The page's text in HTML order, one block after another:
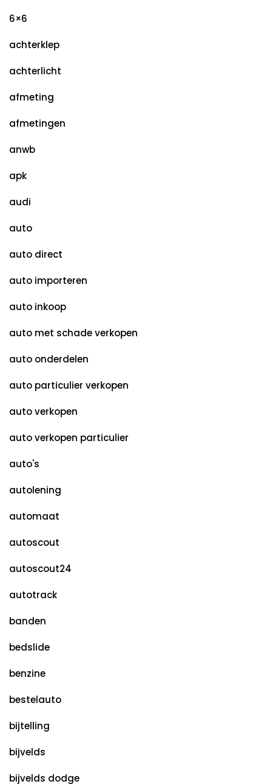
6×6
achterklep
achterlicht
afmeting
afmetingen
anwb
apk
audi
auto
auto direct
auto importeren
auto inkoop
auto met schade verkopen
auto onderdelen
auto particulier verkopen
auto verkopen
auto verkopen particulier
auto's
autolening
automaat
autoscout
autoscout24
autotrack
banden
bedslide
benzine
bestelauto
bijtelling
bijvelds
bijvelds dodge